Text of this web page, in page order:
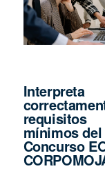
Interpreta
requisitos
mínimos del
Concurso